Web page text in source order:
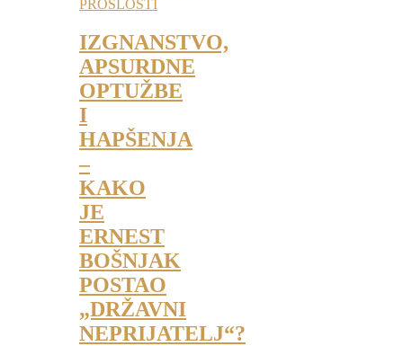
PROŠLOSTI
IZGNANSTVO,
APSURDNE
OPTUŽBE
I
HAPŠENJA
–
KAKO
JE
ERNEST
BOŠNJAK
POSTAO
„DRŽAVNI
NEPRIJATELJ“?